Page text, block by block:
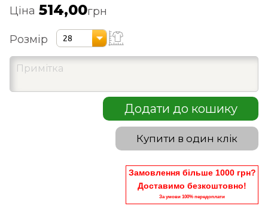
Ціна 514,00грн
Розмір 28
Додати до кошику
Купити в один клік
Замовлення більше 1000 грн?
Доставимо безкоштовно!
За умови 100% передоплати